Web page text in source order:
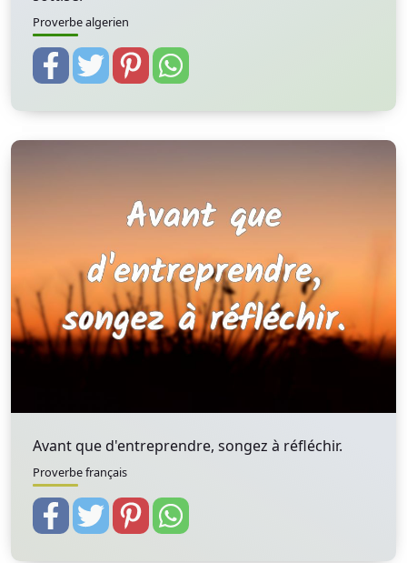
Proverbe algerien
Avant que d'entreprendre, songez à réfléchir.
Proverbe français